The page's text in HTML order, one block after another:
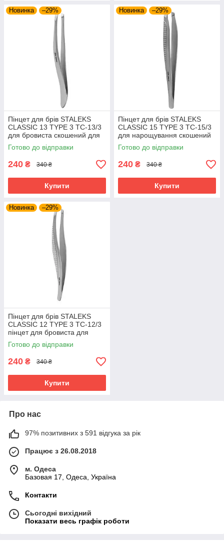
Новинка –29%
Пінцет для брів STALEKS
CLASSIC 13 TYPE 3 TC-13/3
для бровиста скошений для
нарощування
Готово до відправки
240 ₴ 340 ₴
Купити
Новинка –29%
Пінцет для брів STALEKS
CLASSIC 15 TYPE 3 TC-15/3
для нарощування скошений
інструмент Сталекс
Готово до відправки
240 ₴ 340 ₴
Купити
Новинка –29%
Пінцет для брів STALEKS
CLASSIC 12 TYPE 3 TC-12/3
пінцет для бровиста для
вищипування Сталекс
Готово до відправки
240 ₴ 340 ₴
Купити
Про нас
97% позитивних з 591 відгука за рік
Працює з 26.08.2018
м. Одеса
Базовая 17, Одеса, Україна
Контакти
Сьогодні вихідний
Показати весь графік роботи